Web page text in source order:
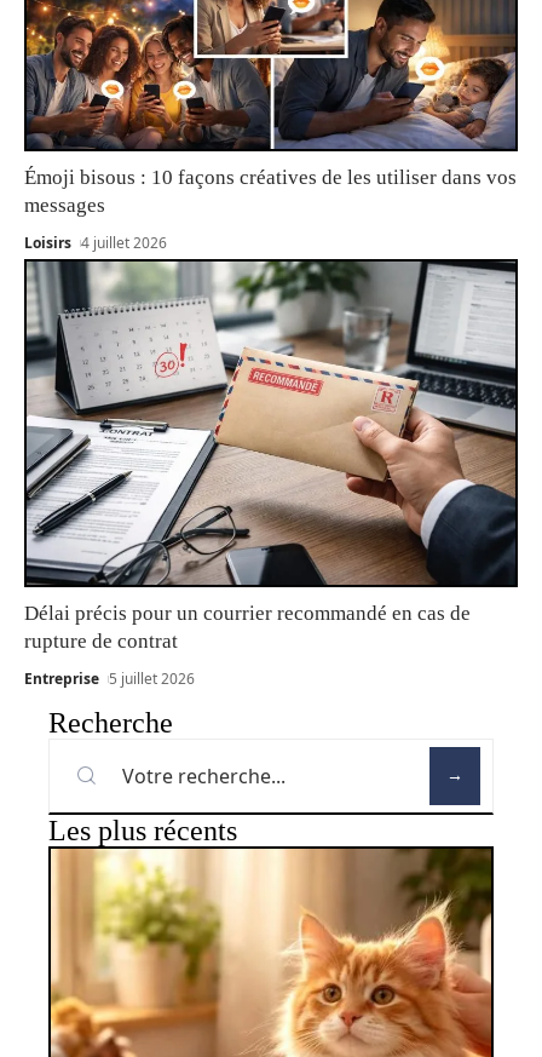
Émoji bisous : 10 façons créatives de les utiliser dans vos
messages
Loisirs 4 juillet 2026
Délai précis pour un courrier recommandé en cas de
rupture de contrat
Entreprise 5 juillet 2026
Recherche
Les plus récents